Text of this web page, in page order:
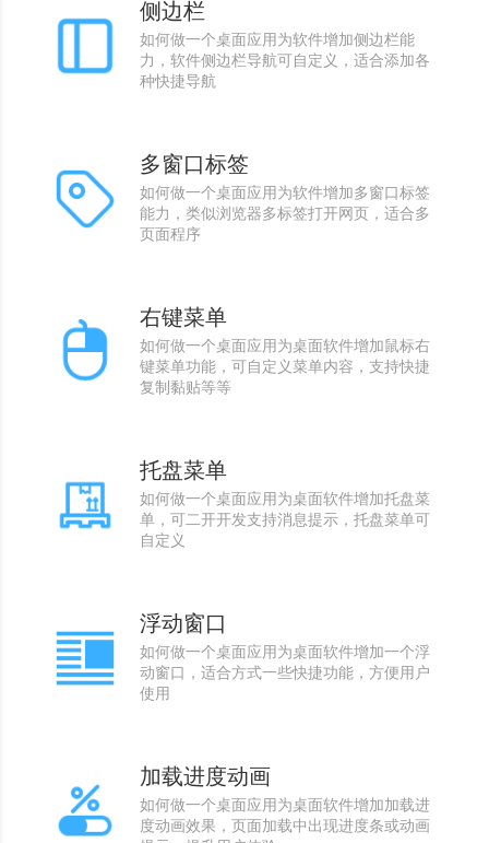
侧边栏
如何做一个桌面应用为软件增加侧边栏能
力，软件侧边栏导航可自定义，适合添加各
种快捷导航
多窗口标签
如何做一个桌面应用为软件增加多窗口标签
能力，类似浏览器多标签打开网页，适合多
页面程序
右键菜单
如何做一个桌面应用为桌面软件增加鼠标右
键菜单功能，可自定义菜单内容，支持快捷
复制黏贴等等
托盘菜单
如何做一个桌面应用为桌面软件增加托盘菜
单，可二开开发支持消息提示，托盘菜单可
自定义
浮动窗口
如何做一个桌面应用为桌面软件增加一个浮
动窗口，适合方式一些快捷功能，方便用户
使用
加载进度动画
如何做一个桌面应用为桌面软件增加加载进
度动画效果，页面加载中出现进度条或动画